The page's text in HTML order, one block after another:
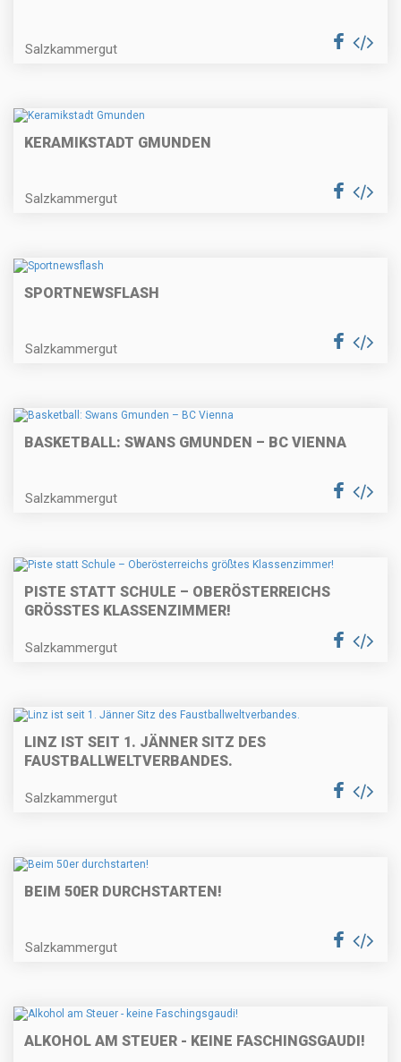
Salzkammergut
KERAMIKSTADT GMUNDEN
Salzkammergut
SPORTNEWSFLASH
Salzkammergut
BASKETBALL: SWANS GMUNDEN – BC VIENNA
Salzkammergut
PISTE STATT SCHULE – OBERÖSTERREICHS
GRÖSSTES KLASSENZIMMER!
Salzkammergut
LINZ IST SEIT 1. JÄNNER SITZ DES
FAUSTBALLWELTVERBANDES.
Salzkammergut
BEIM 50ER DURCHSTARTEN!
Salzkammergut
ALKOHOL AM STEUER - KEINE FASCHINGSGAUDI!